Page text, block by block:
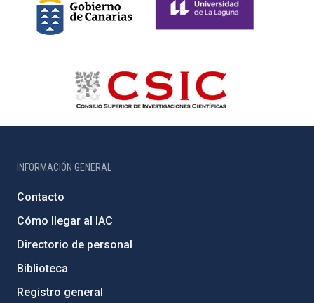
INFORMACIÓN GENERAL
Contacto
Cómo llegar al IAC
Directorio de personal
Biblioteca
Registro general